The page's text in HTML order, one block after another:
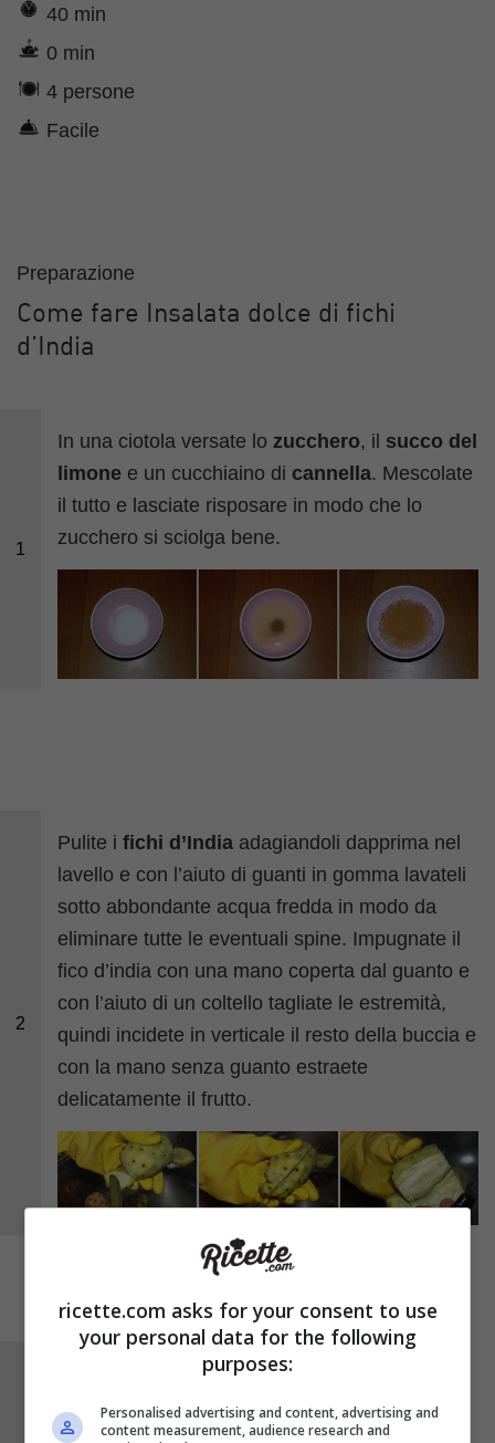
40 min
0 min
4 persone
Facile
Preparazione
Come fare Insalata dolce di fichi
d’India
1
In una ciotola versate lo zucchero, il succo del
limone e un cucchiaino di cannella. Mescolate
il tutto e lasciate risposare in modo che lo
zucchero si sciolga bene.
2
Pulite ifichi d’India adagiandoli dapprima nel
lavello e con l’aiuto di guanti in gomma lavateli
sotto abbondante acqua fredda in modo da
eliminare tutte le eventuali spine. Impugnate il
fico d’india con una mano coperta dal guanto e
con l’aiuto di un coltello tagliate le estremità,
quindi incidete in verticale il resto della buccia e
con la mano senza guanto estraete
delicatamente il frutto.
Adagiate i frutti puliti su un tagliere, tagliate
delle fette spesse almeno 4 millimetri e
riponetele in una ciotola.
ricette.com asks for your consent to use
your personal data for the following
purposes:
Personalised advertising and content, advertising and
content measurement, audience research and